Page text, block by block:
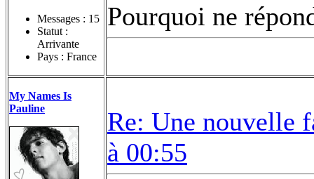
Messages : 15
Statut :
Arrivante
Pays : France
Pourquoi ne
My Names Is
Pauline
Re: Une nouvelle
à 00:55